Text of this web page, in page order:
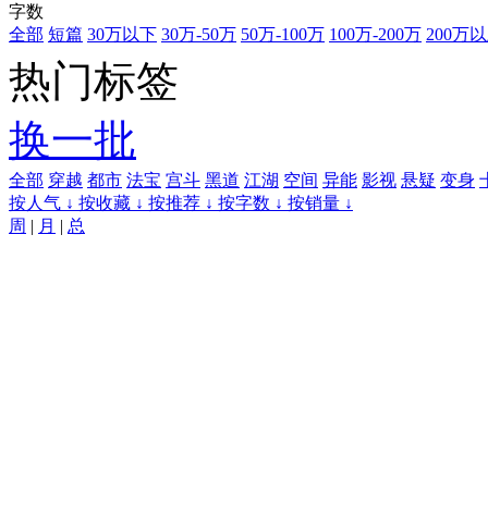
字数
全部 短篇 30万以下 30万-50万 50万-100万 100万-200万 200万
热门标签
换一批
全部 穿越 都市 法宝 宫斗 黑道 江湖 空间 异能 影视 悬疑 变身
按人气 ↓ 按收藏 ↓ 按推荐 ↓ 按字数 ↓ 按销量 ↓
周 | 月 | 总